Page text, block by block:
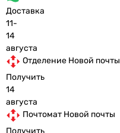
Доставка
11-
14
августа
Отделение Новой почты
Получить
14
августа
Почтомат Новой почты
Получить